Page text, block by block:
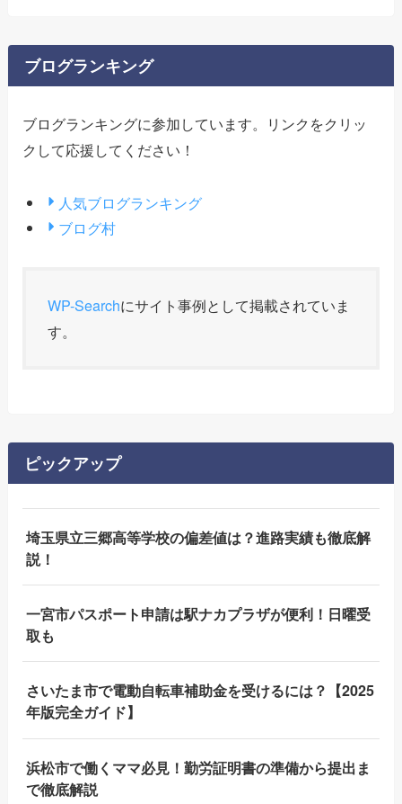
ブログランキング
ブログランキングに参加しています。リンクをクリッ
クして応援してください！
人気ブログランキング
ブログ村
WP-Searchにサイト事例として掲載されていま
す。
ピックアップ
埼玉県立三郷高等学校の偏差値は？進路実績も徹底解
説！
一宮市パスポート申請は駅ナカプラザが便利！日曜受
取も
さいたま市で電動自転車補助金を受けるには？【2025
年版完全ガイド】
浜松市で働くママ必見！勤労証明書の準備から提出ま
で徹底解説